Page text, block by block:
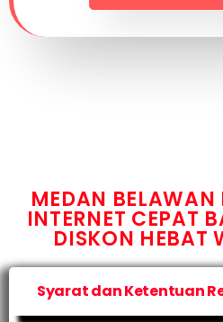
MEDAN
INTERNET CEPAT
DISKON HEBAT
Syarat dan Ketentuan